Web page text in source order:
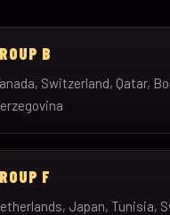
B
Switzerland, Qatar,
F
Japan, Tunisia,